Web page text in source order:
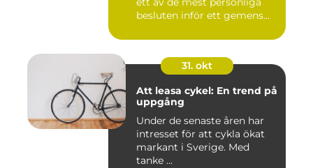
besluten inför ett gemens...
31. okt
Att leasa cykel: En trend på
uppgång
Under de senaste åren har
intresset för att cykla ökat
markant i Sverige. Med
tanke ...